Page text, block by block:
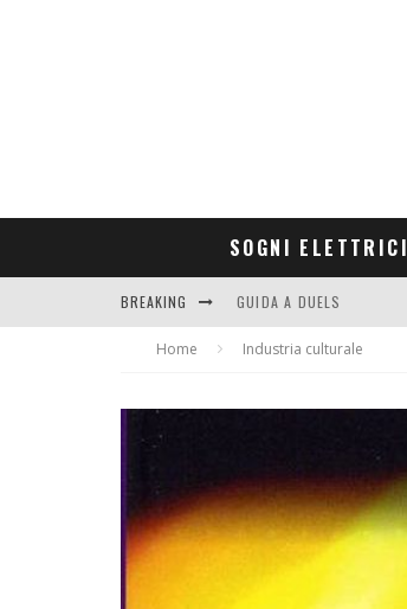
SOGNI ELETTRICI
BREAKING GUIDA A DUELS
CONTRIBUTORS
Home Industria culturale